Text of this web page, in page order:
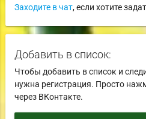
Заходите в чат, если хотите
Добавить в список:
Чтобы добавить в список и
нужна регистрация. Просто
через ВКонтакте.